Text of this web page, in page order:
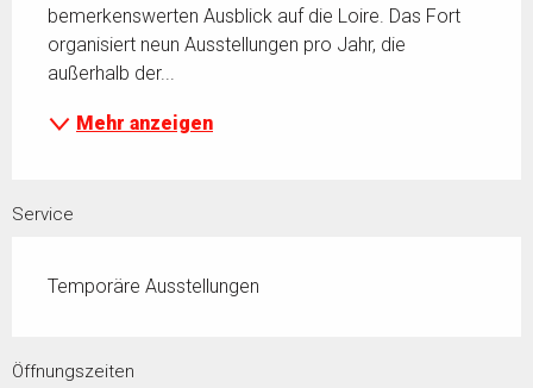
bemerkenswerten Ausblick auf die Loire. Das Fort
organisiert neun Ausstellungen pro Jahr, die
außerhalb der...
Mehr anzeigen
Service
Temporäre Ausstellungen
Öffnungszeiten